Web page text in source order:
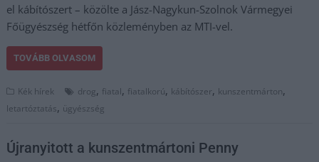
el kábítószert – közölte a Jász-Nagykun-Szolnok Vármegyei
Főügyészség hétfőn közleményben az MTI-vel.
TOVÁBB OLVASOM
Kék hírek drog, fiatal, fiatalkorú, kábítószer, kunszentmárton,
letartóztatás, ügyészség
Újranyitott a kunszentmártoni Penny